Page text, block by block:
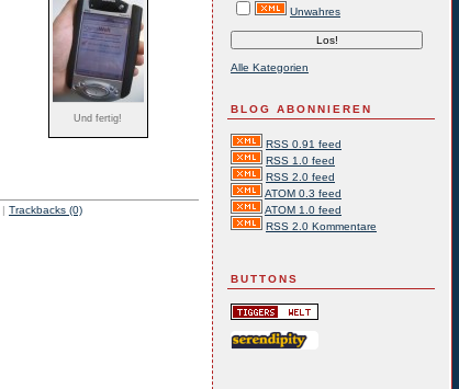
Und fertig!
| Trackbacks (0)
Unwahres
Alle Kategorien
BLOG ABONNIEREN
RSS 0.91 feed
RSS 1.0 feed
RSS 2.0 feed
ATOM 0.3 feed
ATOM 1.0 feed
RSS 2.0 Kommentare
BUTTONS